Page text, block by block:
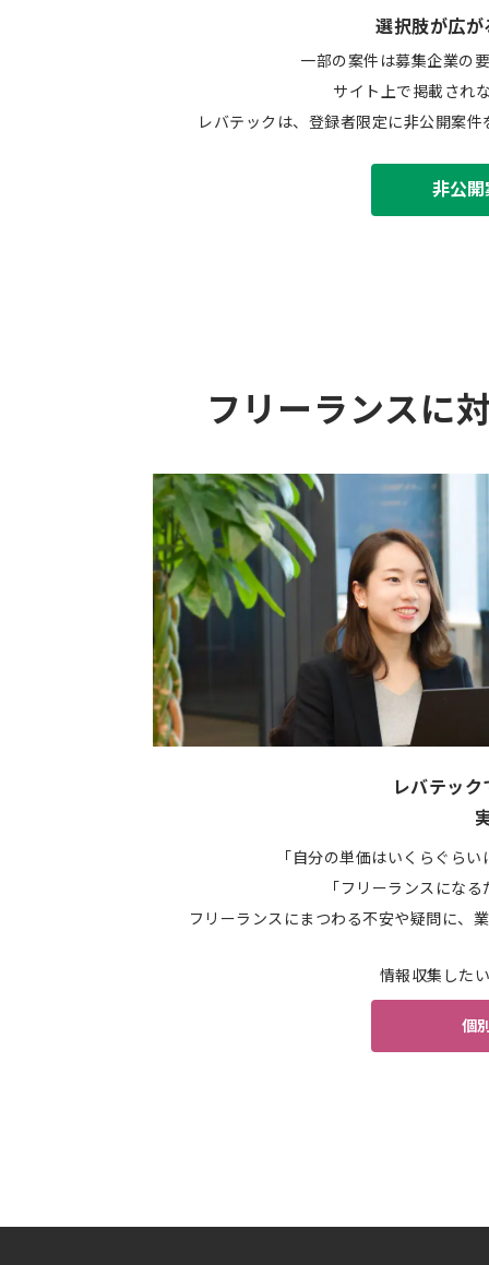
選択肢が広が
一部の案件は募集企業の
サイト上で掲載され
レバテックは、登録者限定に非公開案
非公
フリーランスに
レバテッ
「自分の単価はいくらぐら
「フリーランスにな
フリーランスにまつわる不安や疑問に、
情報収集した
個